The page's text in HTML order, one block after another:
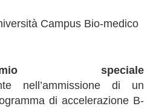
Campus Bio-medico
speciale
nell’ammissione di un
di accelerazione B-